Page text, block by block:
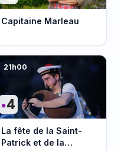
Capitaine Marleau
21h00
La fête de la Saint-
Patrick et de la